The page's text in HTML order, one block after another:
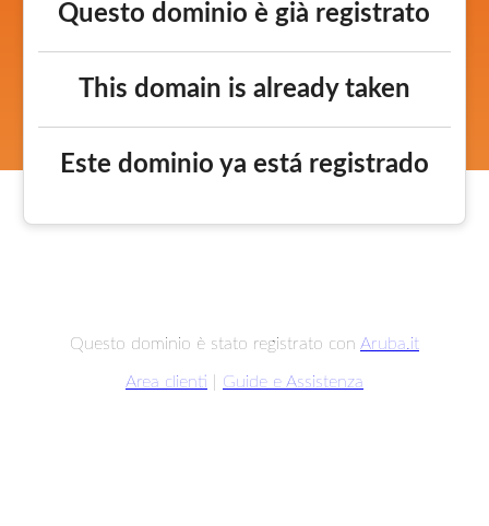
Questo dominio è già registrato
This domain is already taken
Este dominio ya está registrado
Questo dominio è stato registrato con Aruba.it
Area clienti Guide e Assistenza